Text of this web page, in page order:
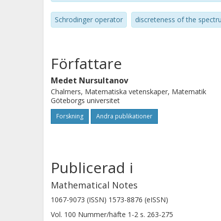
Schrodinger operator discreteness of the
Författare
Medet Nursultanov
Chalmers, Matematiska vetenskaper, Matematik
Göteborgs universitet
Forskning Andra publikationer
Publicerad i
Mathematical Notes
1067-9073 (ISSN) 1573-8876 (eISSN)
Vol. 100 Nummer/häfte 1-2 s. 263-275